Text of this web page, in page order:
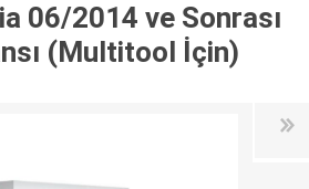
06/2014 ve Sonrası
(Multitool İçin)